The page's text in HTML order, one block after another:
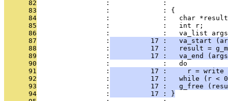
      82
:             :
      83
                 :             : {
      84
:             :   char
      85
                 :             :   int r;
      86
:             :   va_list
      87
                 :
17 :   va_start
      88
                 :
17 :   result =
      89
                 :
17 :   va_end
      90
                 :             :   do
      91
                 :
17 :     r = write
      92
                 :
17 :   while (r <
      93
                 :
17 :   g_free
      94
                 :
          17 : }